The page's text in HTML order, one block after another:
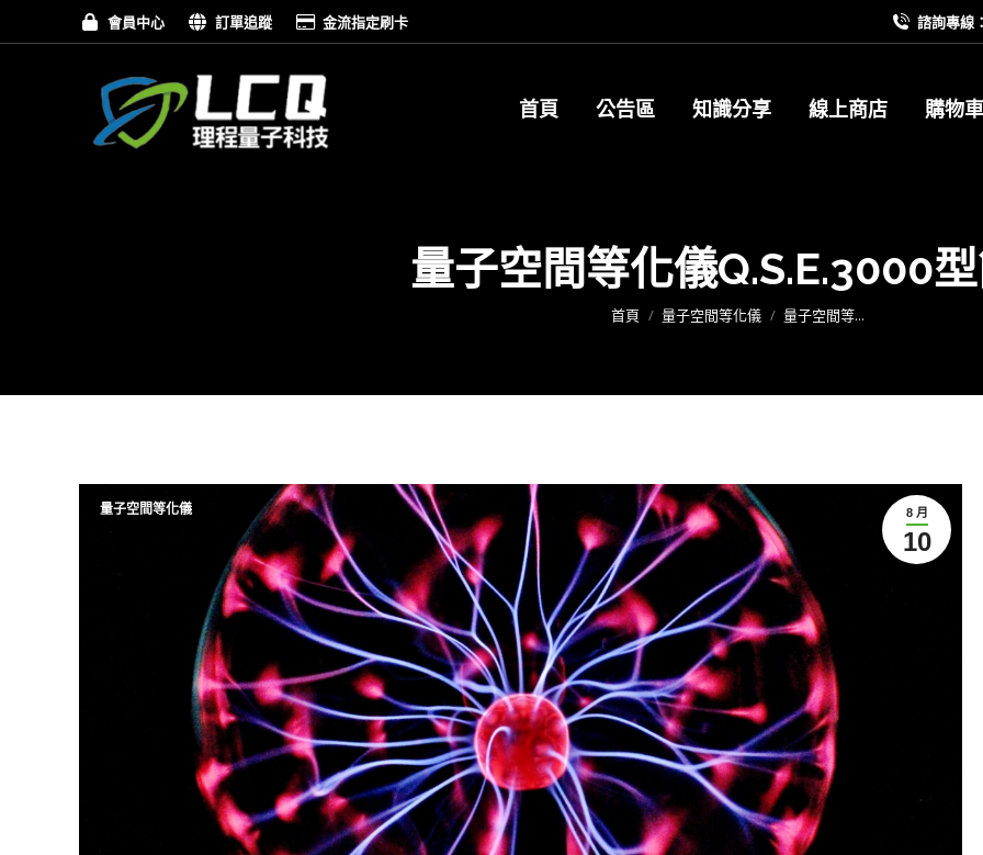
會員中心 訂單追蹤 金流指定刷卡 諮詢專線
首頁 公告區 知識分享 線上商店 購物車
量子空間等化儀Q.S.E.3000
您在這裡：
首頁 量子空間等化儀 量子空間等...
8 月
10
量子空間等化儀